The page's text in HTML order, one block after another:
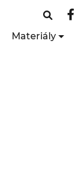
Materiály